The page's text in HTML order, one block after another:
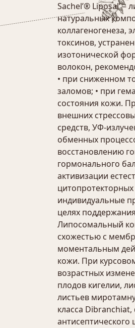
Sachel’® Liposal’
натуральных
коллагеногенеза,
токсинов,
изотонической
волокон,
• при сниженном
заломов; • при
состояния кожи.
внешних
средств, УФ-
обменных
восстановлению
гормонального
активизации
индивидуальные
целях
Липосомальный
схожестью с
моментальным
кожи. При
возрастных
плодов кигелии,
листьев
класса